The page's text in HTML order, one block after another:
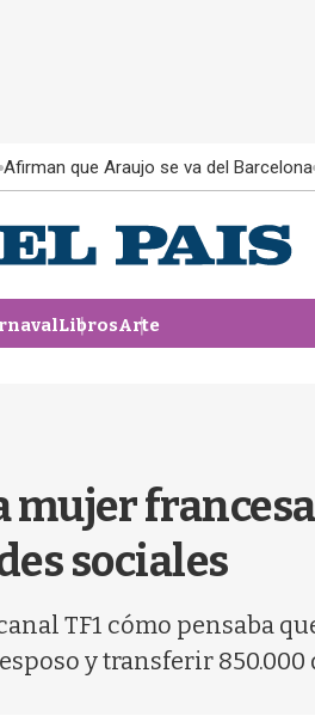
Afirman que Araujo se va del Barcelona
LibrosArte
mujer
sociales
TF1 cómo pensaba
y transferir 850.000